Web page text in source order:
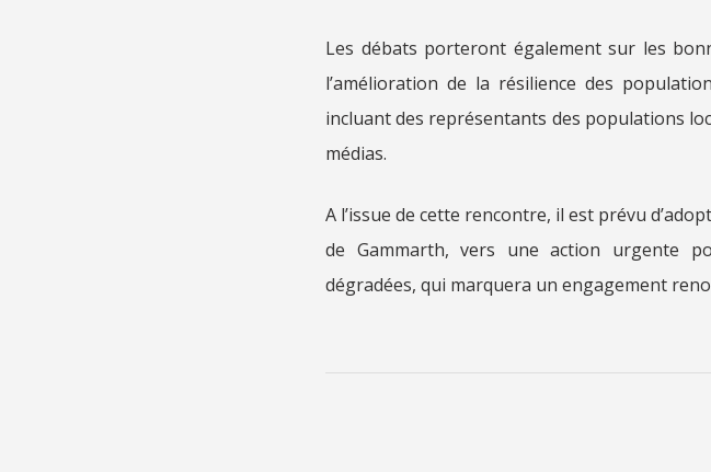
Les débats porteront également sur les
l’amélioration de la résilience des
incluant des représentants des populations
médias.
A l’issue de cette rencontre, il est prévu
de Gammarth, vers une action urgente
dégradées, qui marquera un engagement